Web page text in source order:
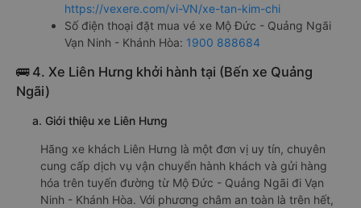
https://vexere.com/vi-VN/xe-tan-kim-chi
Số điện thoại đặt mua vé xe Mộ Đức - Quảng Ngãi
Vạn Ninh - Khánh Hòa: 1900 888684
🚌 4. Xe Liên Hưng khởi hành tại (Bến xe Quảng
Ngãi)
a. Giới thiệu xe Liên Hưng
Hãng xe khách Liên Hưng là một đơn vị uy tín, chuyên
cung cấp dịch vụ vận chuyển hành khách và gửi hàng
hóa trên tuyến đường từ Mộ Đức - Quảng Ngãi đi Vạn
Ninh - Khánh Hòa. Với phương châm an toàn là trên hết,